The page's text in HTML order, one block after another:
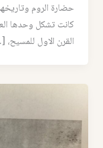
حضارة الروم
كانت تشكل وحدها
القرن الاول